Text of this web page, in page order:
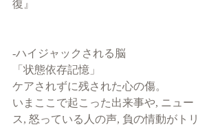
復』
-ハイジャックされる脳
「状態依存記憶」
ケアされずに残された心の傷。
いまここで起こった出来事や, ニュー
ス, 怒っている人の声, 負の情動がトリ